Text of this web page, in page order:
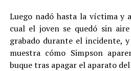
Luego nadó hasta la víctima y
cual el joven se quedó sin
grabado durante el incidente,
muestra cómo Simpson
buque tras apagar el aparato